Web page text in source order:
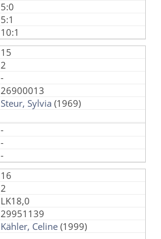
5:0
5:1
10:1
15
2
-
26900013
Steur, Sylvia (1969)
-
-
-
16
2
LK18,0
29951139
Kähler, Celine (1999)